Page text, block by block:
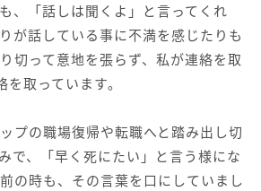
、「話しは聞くよ」と言ってくれ
が話している事に不満を感じたりも
切って意地を張らず、私が連絡を取
取っています。
プの職場復帰や転職へと踏み出し切
で、「早く死にたい」と言う様にな
の時も、その言葉を口にしていまし